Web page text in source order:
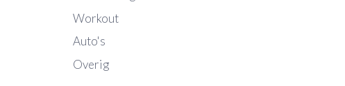
Workout
Auto's
Overig